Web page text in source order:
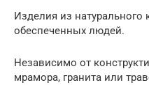
Изделия из натурального
обеспеченных людей.
Независимо от
мрамора, гранита или